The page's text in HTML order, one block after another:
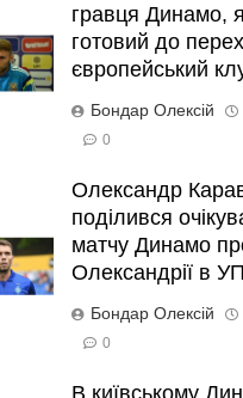
гравця Динамо,
готовий до
європейський
Бондар Олексій
0
Олександр
поділився
матчу Динамо
Олександрії в
Бондар Олексій
0
В київському